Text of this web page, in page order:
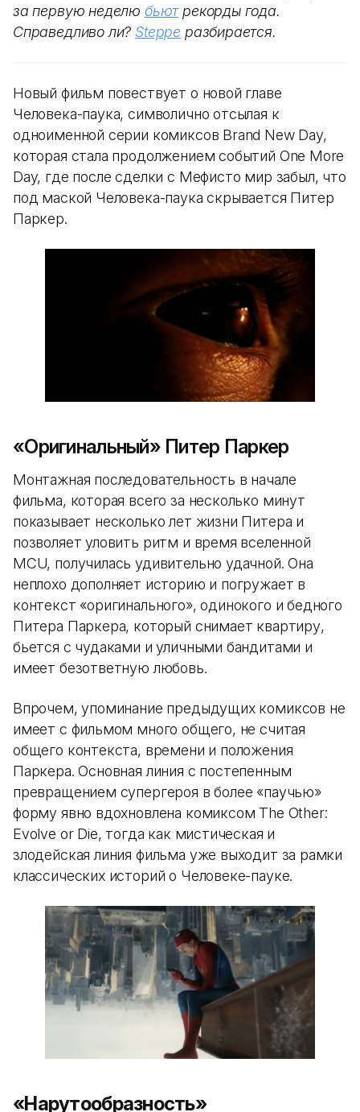
за первую неделю бьютрекорды года.
Справедливо ли? Steppe разбирается.
Новый фильм повествует о новой главе
Человека-паука, символично отсылая к
одноименной серии комиксов Brand New Day,
которая стала продолжением событий One More
Day, где после сделки с Мефисто мир забыл, что
под маской Человека-паука скрывается Питер
Паркер.
«Оригинальный» Питер Паркер
Монтажная последовательность в начале
фильма, которая всего за несколько минут
показывает несколько лет жизни Питера и
позволяет уловить ритм и время вселенной
MCU, получилась удивительно удачной. Она
неплохо дополняет историю и погружает в
контекст «оригинального», одинокого и бедного
Питера Паркера, который снимает квартиру,
бьется с чудаками и уличными бандитами и
имеет безответную любовь.
Впрочем, упоминание предыдущих комиксов не
имеет с фильмом много общего, не считая
общего контекста, времени и положения
Паркера. Основная линия с постепенным
превращением супергероя в более «паучью»
форму явно вдохновлена комиксом The Other:
Evolve or Die, тогда как мистическая и
злодейская линия фильма уже выходит за рамки
классических историй о Человеке-пауке.
«Нарутообразность»